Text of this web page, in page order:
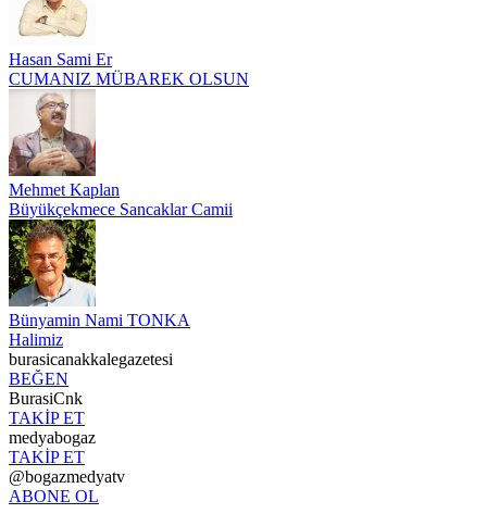
Hasan Sami Er
CUMANIZ MÜBAREK OLSUN
Mehmet Kaplan
Büyükçekmece Sancaklar Camii
Bünyamin Nami TONKA
Halimiz
burasicanakkalegazetesi
BEĞEN
BurasiCnk
TAKİP ET
medyabogaz
TAKİP ET
@bogazmedyatv
ABONE OL